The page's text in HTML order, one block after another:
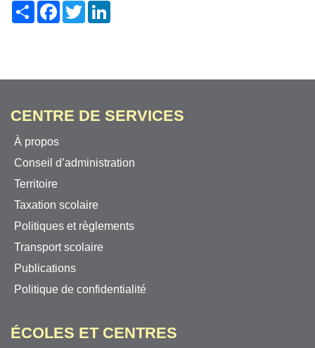
ShareFacebook
Twitter
CENTRE DE SERVICES
À propos
Conseil d’administration
Territoire
Taxation scolaire
Politiques et règlements
Transport scolaire
Publications
Politique de confidentialité
ÉCOLES ET CENTRES